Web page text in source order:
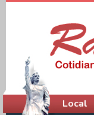
Meniu principal
Local